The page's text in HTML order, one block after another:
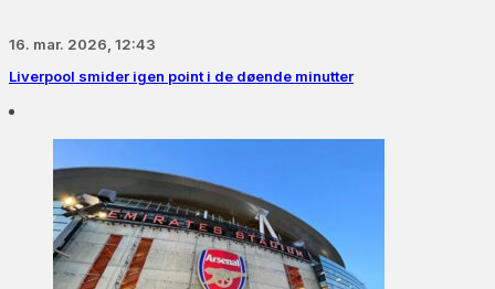
16. mar. 2026, 12:43
Liverpool smider igen point i de døende minutter